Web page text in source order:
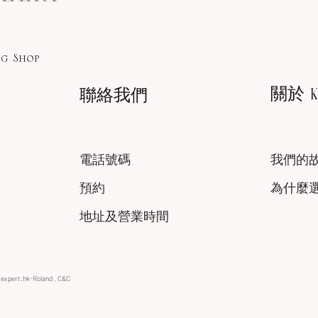
Shop
聯絡我們 關於
電話號碼
預約
我們的
為什麼
地址及營業時間
Roland , C&C